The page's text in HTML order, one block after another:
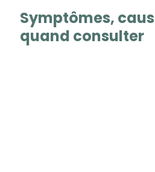
Symptômes,
quand consulter